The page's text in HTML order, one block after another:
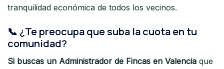
tranquilidad económica de todos los vecinos.
📞 ¿Te preocupa que suba la cuota en tu
comunidad?
Si buscas un Administrador de Fincas en Valencia que